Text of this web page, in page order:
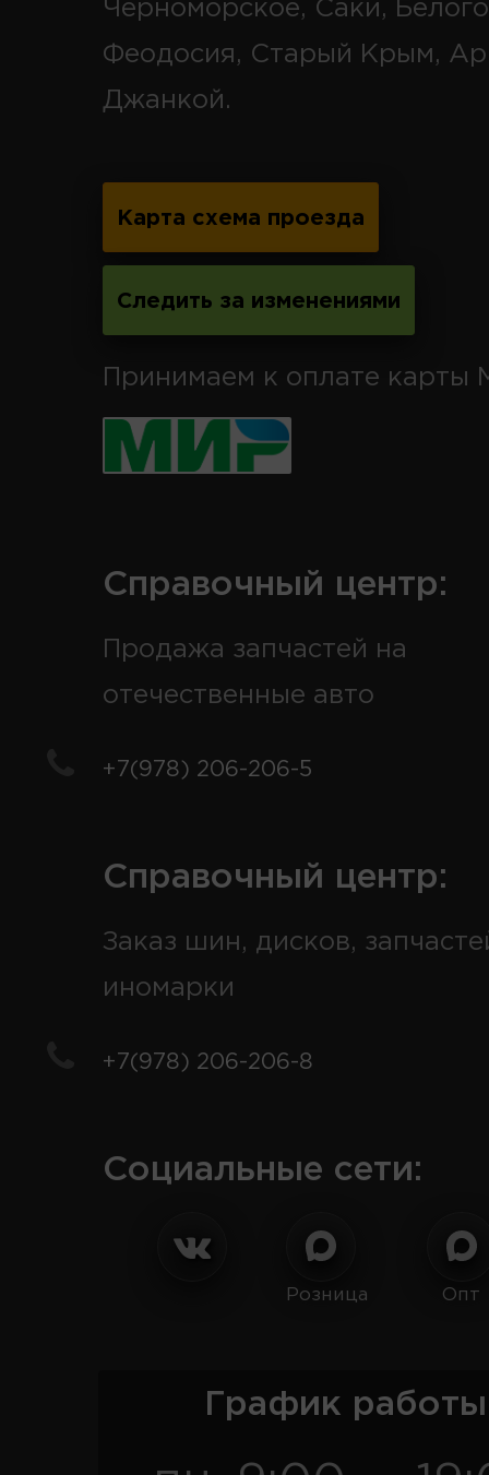
Черноморское, Саки,
Феодосия, Старый Крым,
Джанкой.
Карта схема проезда
Следить за изменениями
Принимаем к оплате карты
Справочный центр:
Продажа запчастей на
отечественные авто
+7(978) 206-206-5
Справочный центр:
Заказ шин, дисков,
иномарки
+7(978) 206-206-8
Социальные сети:
Розница Опт
График